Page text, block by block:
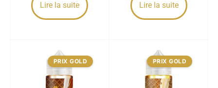
Lire la suite Lire la suite
PRIX GOLD PRIX GOLD